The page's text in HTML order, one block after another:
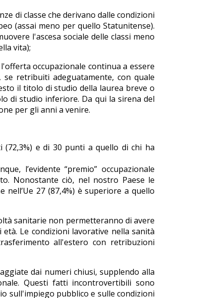
di classe che derivano dalle condizioni
(assai meno per quello Statunitense).
l'ascesa sociale delle classi meno
vita);
occupazionale continua a essere
retribuiti adeguatamente, con quale
il titolo di studio della laurea breve o
di studio inferiore. Da qui la sirena del
per gli anni a venire.
(72,3%) e di 30 punti a quello di chi ha
l’evidente “premio” occupazionale
Nonostante ciò, nel nostro Paese le
27 (87,4%) è superiore a quello
sanitarie non permetteranno di avere
Le condizioni lavorative nella sanità
all'estero con retribuzioni
dai numeri chiusi, supplendo alla
Questi fatti incontrovertibili sono
sull'impiego pubblico e sulle condizioni